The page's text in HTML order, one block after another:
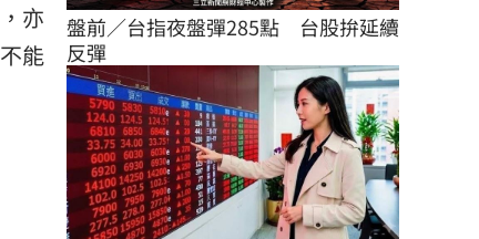
亦
能
盤前／台指夜盤彈285點　台股拚延續
反彈